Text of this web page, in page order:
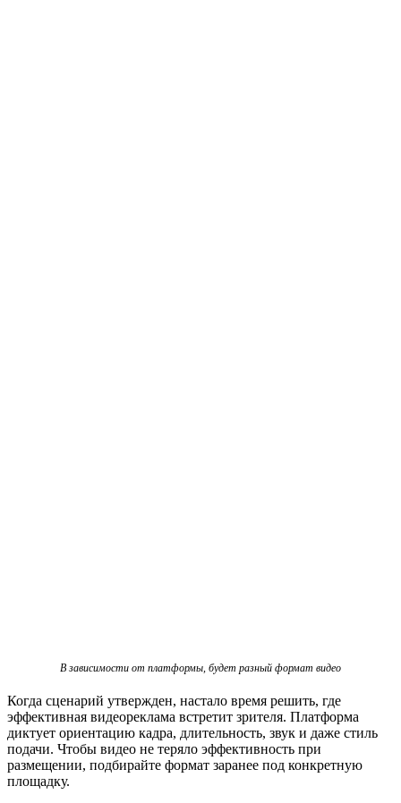
В зависимости от платформы, будет разный формат видео
Когда сценарий утвержден, настало время решить, где
эффективная видеореклама встретит зрителя. Платформа
диктует ориентацию кадра, длительность, звук и даже стиль
подачи. Чтобы видео не теряло эффективность при
размещении, подбирайте формат заранее под конкретную
площадку.